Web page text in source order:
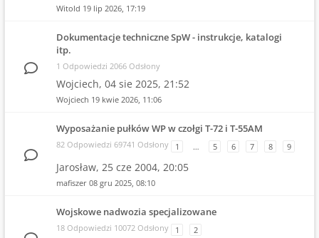
Witold 19 lip 2026, 17:19
Dokumentacje techniczne SpW - instrukcje, katalogi
itp.
1 Odpowiedzi 2066 Odsłony
Wojciech, 04 sie 2025, 21:52
Wojciech 19 kwie 2026, 11:06
Wyposażanie pułków WP w czołgi T-72 i T-55AM
82 Odpowiedzi 69741 Odsłony 1 … 5 6 7 8 9
Jarosław, 25 cze 2004, 20:05
mafiszer 08 gru 2025, 08:10
Wojskowe nadwozia specjalizowane
18 Odpowiedzi 10072 Odsłony 1 2